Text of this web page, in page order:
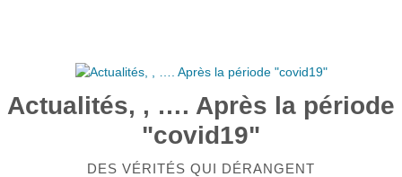
Actualités, , …. Après la période
"covid19"
DES VÉRITÉS QUI DÉRANGENT